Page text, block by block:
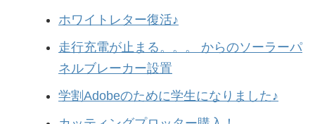
ホワイトレター復活♪
走行充電が止まる。。。 からのソーラーパ
ネルブレーカー設置
学割Adobeのために学生になりました♪